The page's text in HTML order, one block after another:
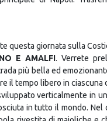
di Napoli.
questa giornata sulla
E AMALFI
. Verrete
più bella ed
il tempo libero in ciascuna
verticalmente in